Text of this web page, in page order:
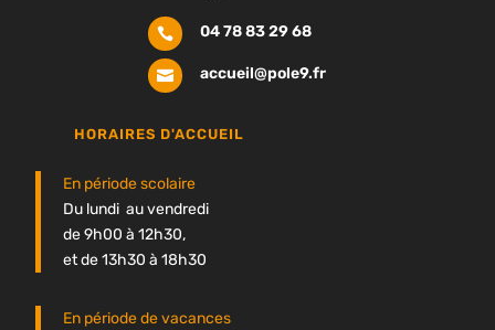
 04 78 83 29 68
 accueil@pole9.fr
HORAIRES D'ACCUEIL
En période scolaire
Du lundi au vendredi
de 9h00 à 12h30,
et de 13h30 à 18h30
En période de vacances